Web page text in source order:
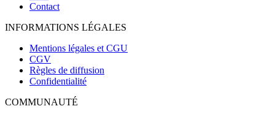
Contact
INFORMATIONS LÉGALES
Mentions légales et CGU
CGV
Règles de diffusion
Confidentialité
COMMUNAUTÉ